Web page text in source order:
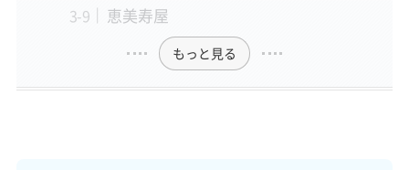
恵美寿屋
もっと見る